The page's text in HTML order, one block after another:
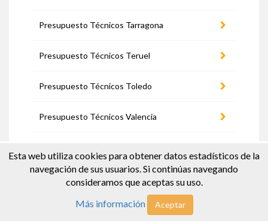
Presupuesto Técnicos Tarragona
Presupuesto Técnicos Teruel
Presupuesto Técnicos Toledo
Presupuesto Técnicos Valencia
Presupuesto Técnicos Zamora
Presupuesto Técnicos Zaragoza
Esta web utiliza cookies para obtener datos estadísticos de la
navegación de sus usuarios. Si continúas navegando
consideramos que aceptas su uso.
Más información
Aceptar